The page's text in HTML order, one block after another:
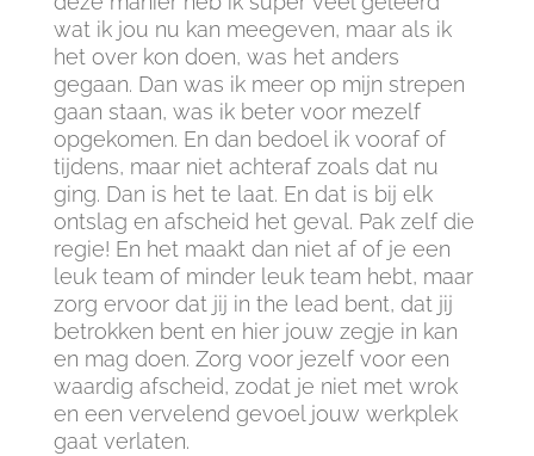
wat ik jou nu kan meegeven, maar als ik
het over kon doen, was het anders
gegaan. Dan was ik meer op mijn strepen
gaan staan, was ik beter voor mezelf
opgekomen. En dan bedoel ik vooraf of
tijdens, maar niet achteraf zoals dat nu
ging. Dan is het te laat. En dat is bij elk
ontslag en afscheid het geval. Pak zelf die
regie! En het maakt dan niet af of je een
leuk team of minder leuk team hebt, maar
zorg ervoor dat jij in the lead bent, dat jij
betrokken bent en hier jouw zegje in kan
en mag doen. Zorg voor jezelf voor een
waardig afscheid, zodat je niet met wrok
en een vervelend gevoel jouw werkplek
gaat verlaten.